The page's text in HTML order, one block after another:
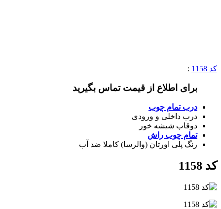
کد 1158 :
برای اطلاع از قیمت تماس بگیرید
درب تمام چوب
درب داخلی و ورودی
دوقاب شیشه خور
تمام چوب راش
رنگ پلی اورتان (والرسا) کاملا ضد آب
کد 1158